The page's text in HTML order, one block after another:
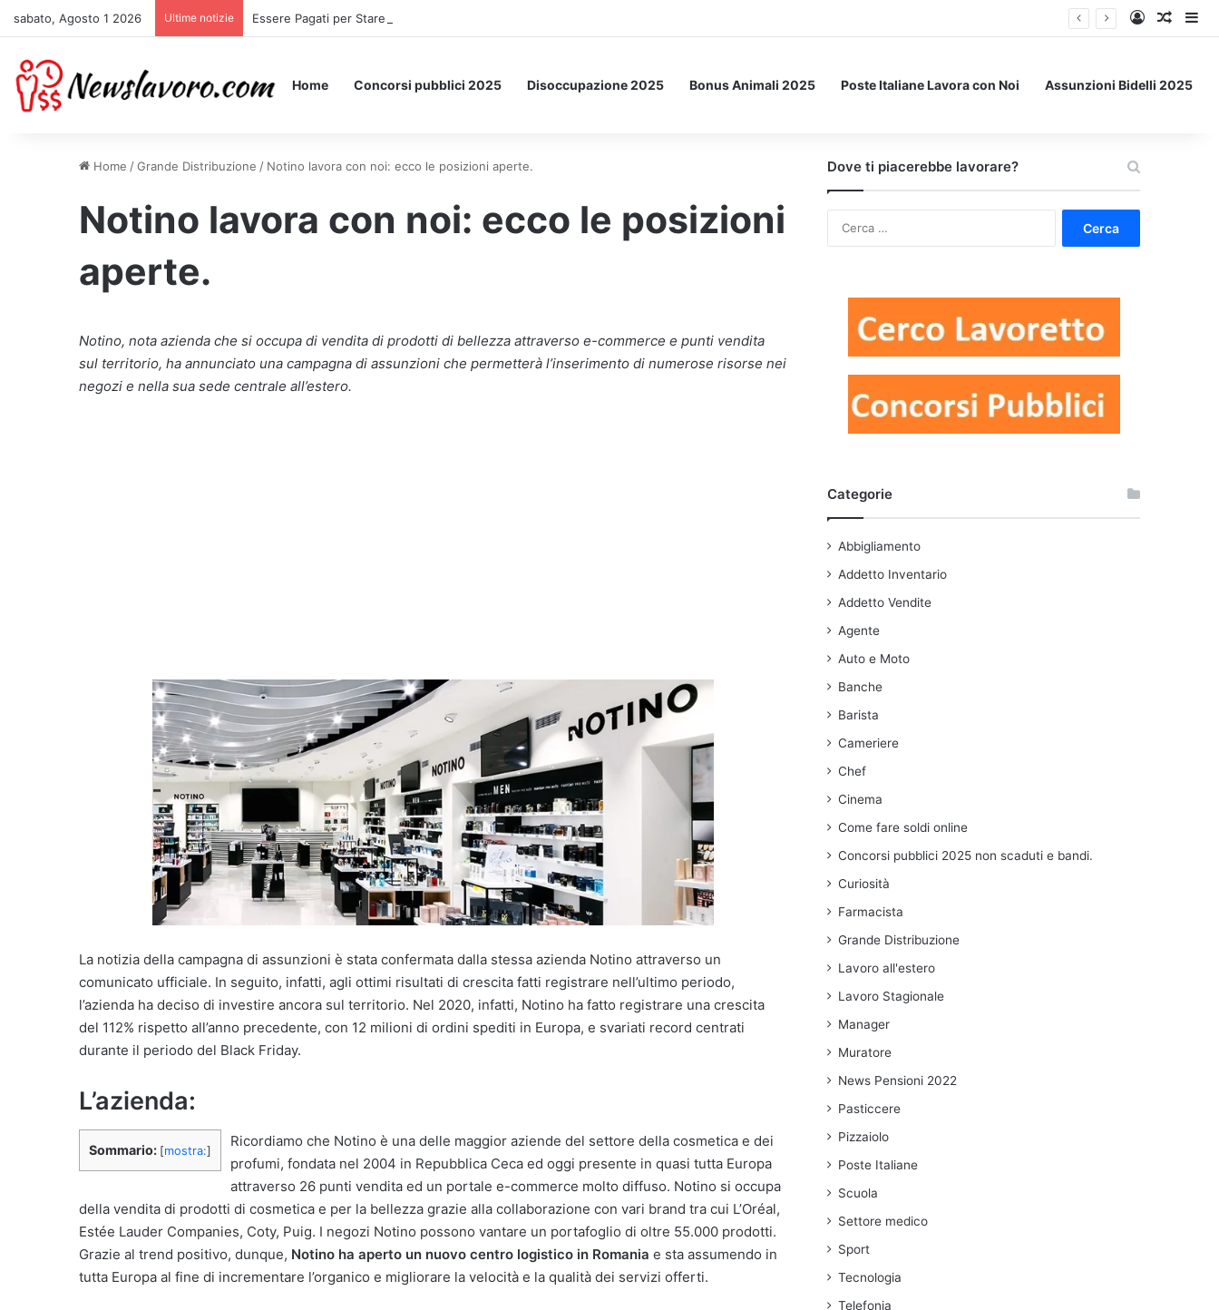
sabato, Agosto 1 2026 Ultime notizie Essere Pagati per Stare a Letto: ecco l’esperimento spaziale. Accedi
Un
Home Concorsi pubblici 2025 Disoccupazione 2025 Bonus Animali 2025 Poste Italiane Lavora con Noi Assunzioni Bidelli 2025
Home /Grande Distribuzione / Notino lavora con noi: ecco le posizioni aperte.
Notino lavora con noi: ecco le posizioni
aperte.
Notino, nota azienda che si occupa di vendita di prodotti di bellezza attraverso e-commerce e punti vendita
sul territorio, ha annunciato una campagna di assunzioni che permetterà l’inserimento di numerose risorse nei
negozi e nella sua sede centrale all’estero.
La notizia della campagna di assunzioni è stata confermata dalla stessa azienda Notino attraverso un
comunicato ufficiale. In seguito, infatti, agli ottimi risultati di crescita fatti registrare nell’ultimo periodo,
l’azienda ha deciso di investire ancora sul territorio. Nel 2020, infatti, Notino ha fatto registrare una crescita
del 112% rispetto all’anno precedente, con 12 milioni di ordini spediti in Europa, e svariati record centrati
durante il periodo del Black Friday.
L’azienda:
Sommario: [mostra:]
Ricordiamo che Notino è una delle maggior aziende del settore della cosmetica e dei
profumi, fondata nel 2004 in Repubblica Ceca ed oggi presente in quasi tutta Europa
attraverso 26 punti vendita ed un portale e-commerce molto diffuso. Notino si occupa
della vendita di prodotti di cosmetica e per la bellezza grazie alla collaborazione con vari brand tra cui L’Oréal,
Estée Lauder Companies, Coty, Puig. I negozi Notino possono vantare un portafoglio di oltre 55.000 prodotti.
Grazie al trend positivo, dunque, Notino ha aperto un nuovo centro logistico in Romania e sta assumendo in
tutta Europa al fine di incrementare l’organico e migliorare la velocità e la qualità dei servizi offerti.
Dove ti piacerebbe lavorare?
Categorie
Abbigliamento
Addetto Inventario
Addetto Vendite
Agente
Auto e Moto
Banche
Barista
Cameriere
Chef
Cinema
Come fare soldi online
Concorsi pubblici 2025 non scaduti e bandi.
Curiosità
Farmacista
Grande Distribuzione
Lavoro all'estero
Lavoro Stagionale
Manager
Muratore
News Pensioni 2022
Pasticcere
Pizzaiolo
Poste Italiane
Scuola
Settore medico
Sport
Tecnologia
Telefonia